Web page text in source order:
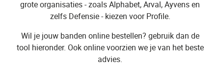
grote organisaties - zoals Alphabet, Arval, Ayvens en
zelfs Defensie - kiezen voor Profile.
Wil je jouw banden online bestellen? gebruik dan de
tool hieronder. Ook online voorzien we je van het beste
advies.